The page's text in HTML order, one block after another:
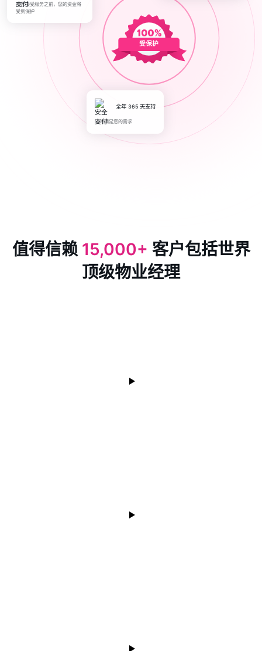
受保护
在您接受服务之前，您的资金将
受到保护
全年 365 天支持
随时满足您的需求
值得信赖 15,000+ 客户包括世界
顶级物业经理